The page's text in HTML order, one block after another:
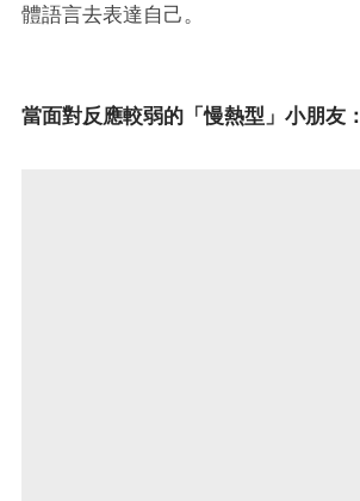
體語言去表達自己。
當面對反應較弱的「慢熱型」小朋友：